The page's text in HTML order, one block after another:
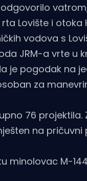
Lovište i otoka
vodova s
JRM-a vrte u
je pogodak na
za
76 projektila.
na pričuvni
minolovac M-